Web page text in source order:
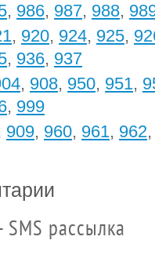
, 986, 987, 988,
, 920, 924, 925,
, 936, 937
, 908, 950, 951,
, 999
909, 960, 961, 962
SMS рассылка